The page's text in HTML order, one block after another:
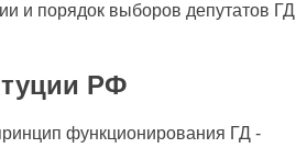
и порядок выборов депутатов ГД
РФ
функционирования ГД -